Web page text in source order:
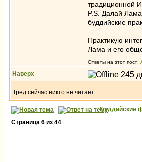
традиционной
P.S. Далай Лама
буддийские
Практикую
Лама и его
Ответы на этот пост:
Наверх
Тред сейчас никто не читает.
Буддийские
Страница 6 из 44